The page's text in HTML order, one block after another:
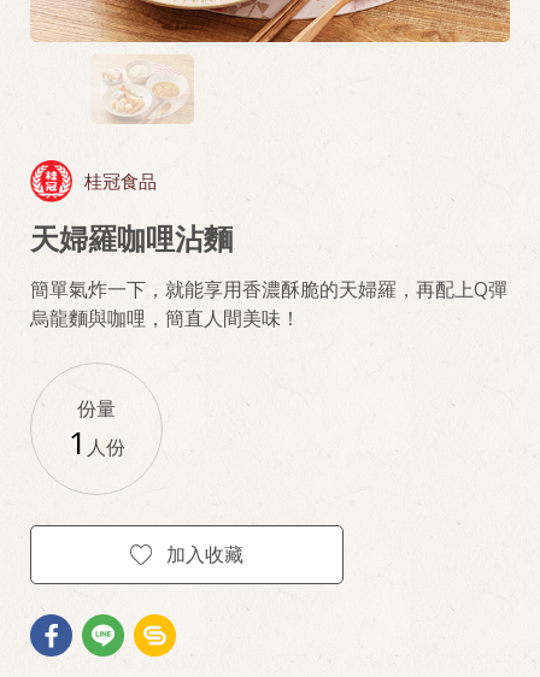
桂冠食品
天婦羅咖哩沾麵
簡單氣炸一下，就能享用香濃酥脆的天婦羅，再配上Q彈
烏龍麵與咖哩，簡直人間美味！
份量
1 人份
加入收藏